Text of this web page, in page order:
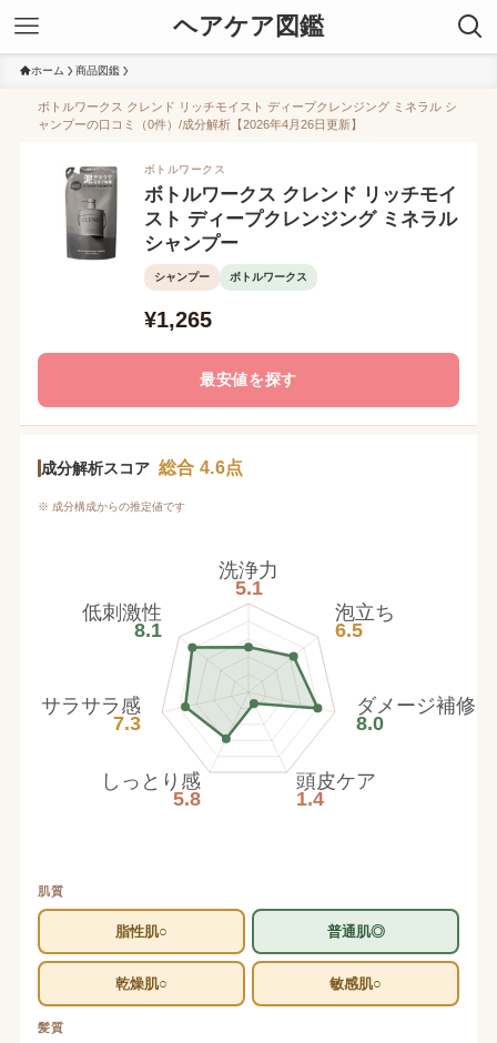
ヘアケア図鑑
ホーム 商品図鑑
ボトルワークス クレンド リッチモイスト ディープクレンジング ミネラル シ
ャンプーの口コミ（0件）/成分解析【2026年4月26日更新】
ボトルワークス
ボトルワークス クレンド リッチモイ
スト ディープクレンジング ミネラル
シャンプー
シャンプー ボトルワークス
¥1,265
最安値を探す
成分解析スコア 総合 4.6点
※ 成分構成からの推定値です
洗浄力
5.1
泡立ち
6.5
ダメージ補修
8.0
頭皮ケア
1.4
しっとり感
5.8
サラサラ感
7.3
低刺激性
8.1
肌質
脂性肌○ 普通肌◎
乾燥肌○ 敏感肌○
髪質